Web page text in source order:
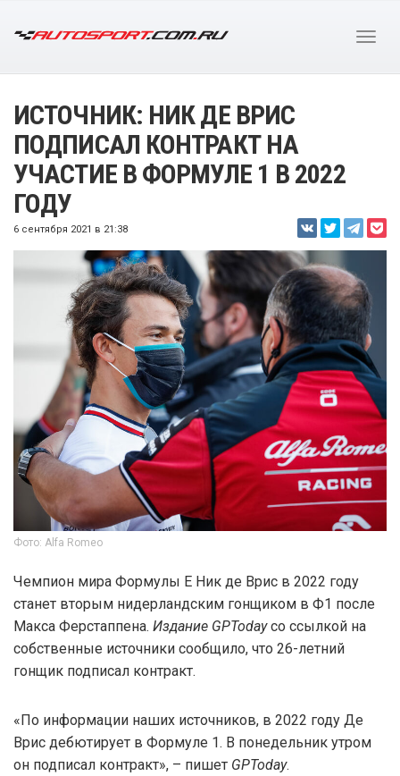
ИСТОЧНИК: НИК ДЕ ВРИС
ПОДПИСАЛ КОНТРАКТ НА
УЧАСТИЕ В ФОРМУЛЕ 1 В 2022
ГОДУ
6 сентября 2021 в 21:38
Фото: Alfa Romeo
Чемпион мира Формулы E Ник де Врис в 2022 году
станет вторым нидерландским гонщиком в Ф1 после
Макса Ферстаппена. Издание GPTodayсо ссылкой на
собственные источники сообщило, что 26-летний
гонщик подписал контракт.
«По информации наших источников, в 2022 году Де
Врис дебютирует в Формуле 1. В понедельник утром
он подписал контракт», – пишет GPToday.